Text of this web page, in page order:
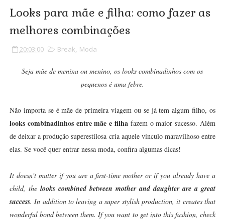
Looks para mãe e filha: como fazer as
melhores combinações
20:03:00 Break, Moda
Seja mãe de menina ou menino, os looks combinadinhos com os
pequenos é uma febre.
Não importa se é mãe de primeira viagem ou se já tem algum filho, os
looks combinadinhos entre mãe e filha fazem o maior sucesso. Além
de deixar a produção superestilosa cria aquele vínculo maravilhoso entre
elas. Se você quer entrar nessa moda, confira algumas dicas!
It doesn't matter if you are a first-time mother or if you already have a
child, the looks combined between mother and daughter are a great
success. In addition to leaving a super stylish production, it creates that
wonderful bond between them. If you want to get into this fashion, check